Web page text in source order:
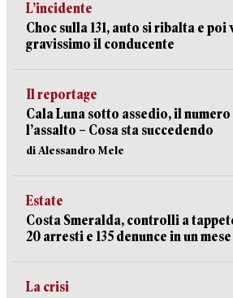
L’incidente
Choc sulla 131, auto si ribalta e poi
gravissimo il conducente
Il reportage
Cala Luna sotto assedio, il
l’assalto – Cosa sta succedendo
di Alessandro Mele
Estate
Costa Smeralda, controlli a
20 arresti e 135 denunce in un mese
La crisi